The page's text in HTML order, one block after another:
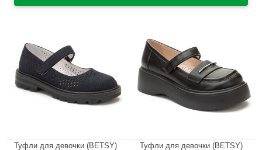
Туфли для девочки (BETSY)
Туфли для девочки (BETSY)